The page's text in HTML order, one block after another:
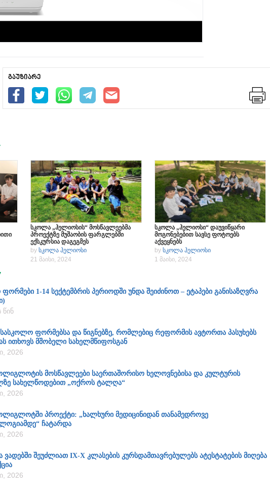
გაუზიარე
სკოლა „ჰელიოსის“ მოსწავლეებმა
პროექტზე მუშაობის ფარგლებში
ექსკურსია დაგეგმეს
by სკოლა ჰელიოსი
21 მაისი, 2024
სკოლა „ჰელიოსი“ დაუვიწყარი
მოგონებებით სავსე ფოტოებს
აქვეყნებს
by სკოლა ჰელიოსი
1 მაისი, 2024
1-14 სექტემბრის პერიოდში უნდა შეიძინოთ – ეტაპები განისაზღვრა
წინ
სასკოლო ფორმებსა და წიგნებზე, რომლებიც რეფორმის ავტორთა პასუხებს
ითხოვს მშობელი სახელმწიფოსგან
2026
მოსწავლეები საერთაშორისო ხელოვნებისა და კულტურის
სახელწოდებით „ოქროს ტალღა“
2026
პროექტი: „ხალხური მედიცინიდან თანამედროვე
ჩატარდა
2026
ვადებში შეუძლიათ IX-X კლასების კურსდამთავრებულებს ატესტატების მიღება
2026